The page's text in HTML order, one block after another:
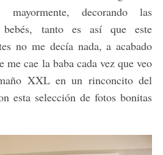
decorando las
tanto es así que este
no me decía nada, a acabado
me cae la baba cada vez que veo
XXL en un rinconcito del
esta selección de fotos bonitas